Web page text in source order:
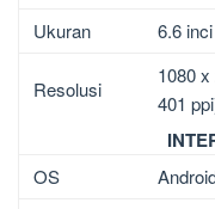
Ukuran 6.6
Resolusi
1080
401
OS